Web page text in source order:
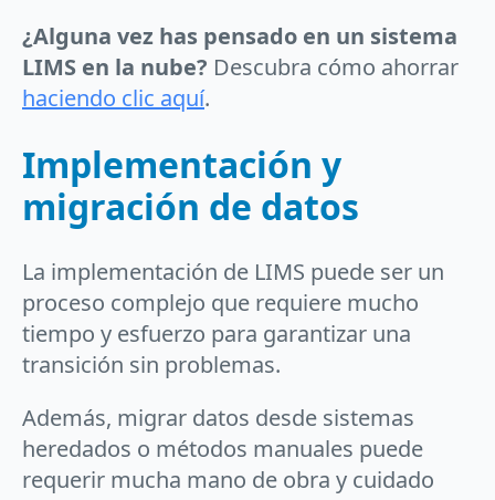
¿Alguna vez has pensado en un sistema
LIMS en la nube? Descubra cómo ahorrar
haciendo clic aquí.
Implementación y
migración de datos
La implementación de LIMS puede ser un
proceso complejo que requiere mucho
tiempo y esfuerzo para garantizar una
transición sin problemas.
Además, migrar datos desde sistemas
heredados o métodos manuales puede
requerir mucha mano de obra y cuidado